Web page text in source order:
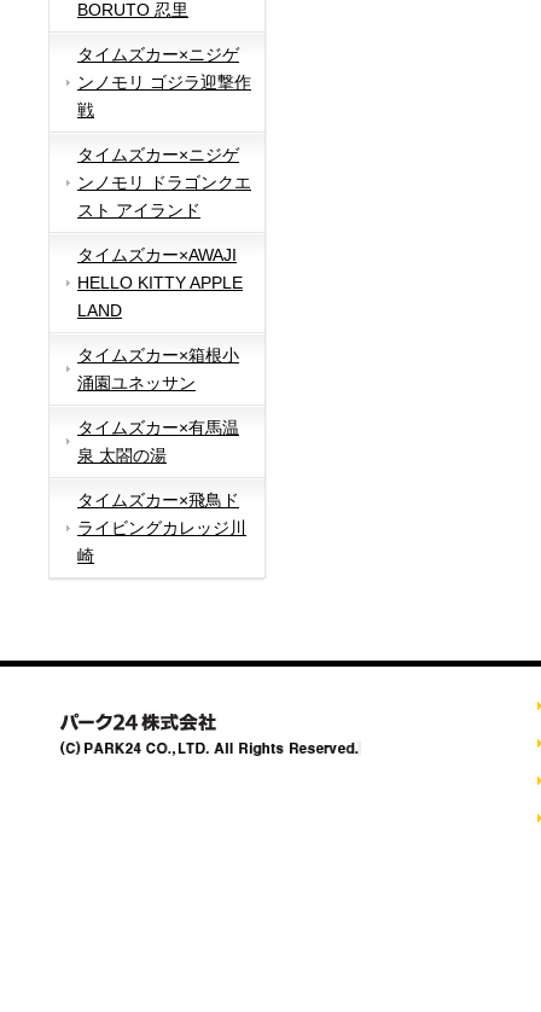
BORUTO 忍里
タイムズカー×ニジゲ
ンノモリ ゴジラ迎撃作
戦
タイムズカー×ニジゲ
ンノモリ ドラゴンクエ
スト アイランド
タイムズカー×AWAJI
HELLO KITTY APPLE
LAND
タイムズカー×箱根小
涌園ユネッサン
タイムズカー×有馬温
泉 太閤の湯
タイムズカー×飛鳥ド
ライビングカレッジ川
崎